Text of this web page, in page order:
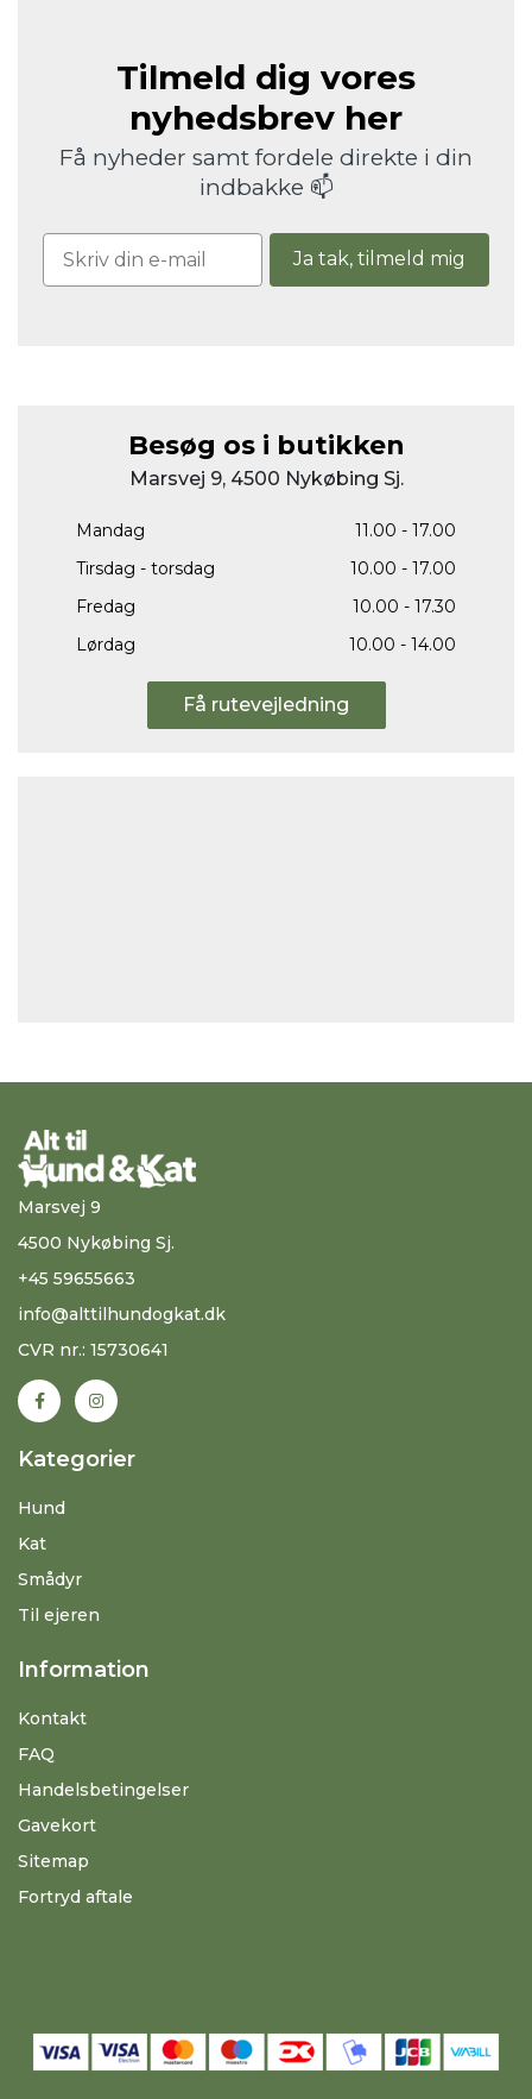
Tilmeld dig vores
nyhedsbrev her
Få nyheder samt fordele direkte i din
indbakke 📫
Ja tak, tilmeld mig
Besøg os i butikken
Marsvej 9, 4500 Nykøbing Sj.
Mandag
11.00 - 17.00
Tirsdag - torsdag
10.00 - 17.00
Fredag
10.00 - 17.30
Lørdag
10.00 - 14.00
Få rutevejledning
Marsvej 9
4500 Nykøbing Sj.
+45 59655663
info@alttilhundogkat.dk
CVR nr.: 15730641
Kategorier
Hund
Kat
Smådyr
Til ejeren
Information
Kontakt
FAQ
Handelsbetingelser
Gavekort
Sitemap
Fortryd aftale